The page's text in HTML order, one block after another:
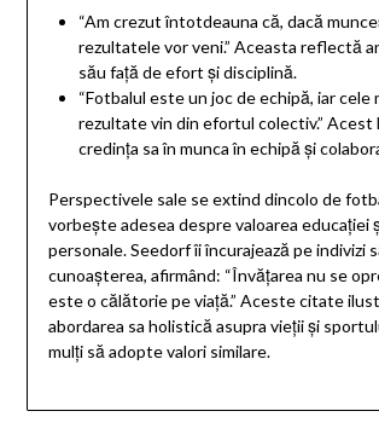
“Am crezut întotdeauna că, dacă
rezultatele vor veni.” Aceasta reflectă
său față de efort și disciplină.
“Fotbalul este un joc de echipă, iar cele
rezultate vin din efortul colectiv.” Acest
credința sa în munca în echipă și
Perspectivele sale se extind dincolo de
vorbește adesea despre valoarea educației
personale. Seedorf îi încurajează pe indivizi
cunoașterea, afirmând: “Învățarea nu se
este o călătorie pe viață.” Aceste citate
abordarea sa holistică asupra vieții și
mulți să adopte valori similare.